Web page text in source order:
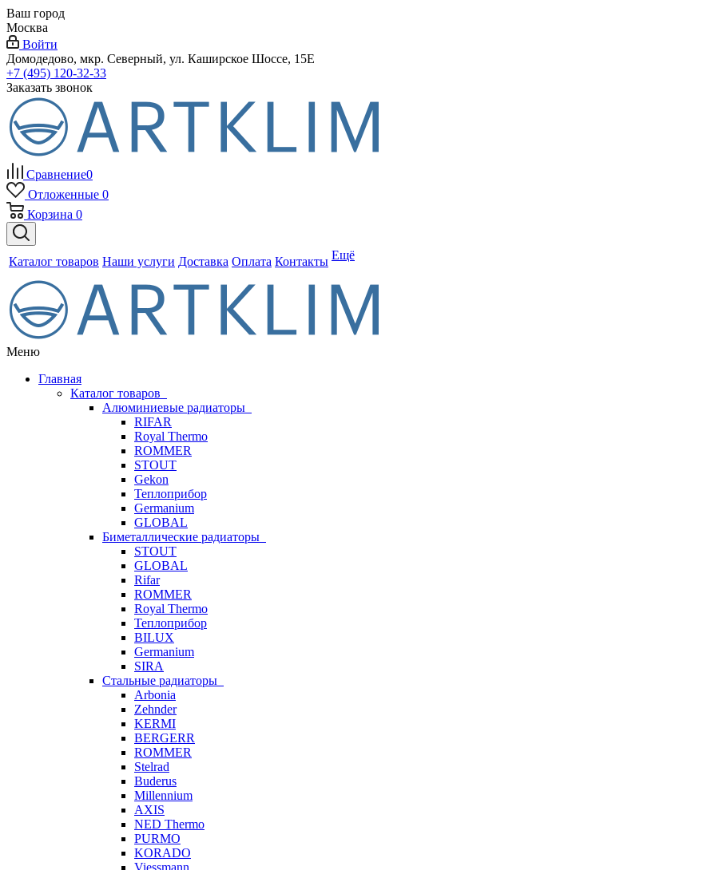
Ваш город
Москва
Войти
Домодедово, мкр. Северный, ул. Каширское Шоссе, 15Е
+7 (495) 120-32-33
Заказать звонок
Сравнение0
Отложенные 0
Корзина 0
Каталог товаров Наши услуги Доставка Оплата Контакты Ещё
Меню
Главная
Каталог товаров
Алюминиевые радиаторы
RIFAR
Royal Thermo
ROMMER
STOUT
Gekon
Теплоприбор
Germanium
GLOBAL
Биметаллические радиаторы
STOUT
GLOBAL
Rifar
ROMMER
Royal Thermo
Теплоприбор
BILUX
Germanium
SIRA
Стальные радиаторы
Arbonia
Zehnder
KERMI
BERGERR
ROMMER
Stelrad
Buderus
Millennium
AXIS
NED Thermo
PURMO
KORADO
Viessmann